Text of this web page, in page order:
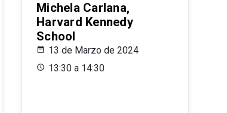
Michela Carlana,
Harvard Kennedy
School
13 de Marzo de 2024
13:30 a 14:30